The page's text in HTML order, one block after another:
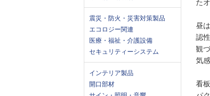
震災・防火・災害対策製品
エコロジー関連
医療・福祉・介護設備
セキュリティーシステム
インテリア製品
開口部材
た
昼
認
観
気
看